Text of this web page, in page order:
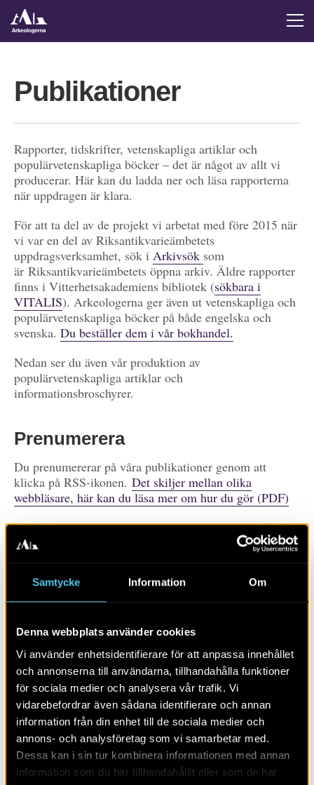
Samtycke Information Om
Denna webbplats använder cookies
Vi använder enhetsidentifierare för att anpassa innehållet
och annonserna till användarna, tillhandahålla funktioner
för sociala medier och analysera vår trafik. Vi
vidarebefordrar även sådana identifierare och annan
information från din enhet till de sociala medier och
annons- och analysföretag som vi samarbetar med.
Dessa kan i sin tur kombinera informationen med annan
information som du har tillhandahållit eller som de har
Publikationer
Rapporter, tidskrifter, vetenskapliga artiklar och
populärvetenskapliga böcker – det är något av allt vi
producerar. Här kan du ladda ner och läsa rapporterna
när uppdragen är klara.
För att ta del av de projekt vi arbetat med före 2015 när
vi var en del av Riksantikvarieämbetets
uppdragsverksamhet, sök i Arkivsök som
är Riksantikvarieämbetets öppna arkiv. Äldre rapporter
finns i Vitterhetsakademiens bibliotek (sökbara i
VITALIS). Arkeologerna ger även ut vetenskapliga och
populärvetenskapliga böcker på både engelska och
svenska. Du beställer dem i vår bokhandel.
Nedan ser du även vår produktion av
populärvetenskapliga artiklar och
informationsbroschyrer.
Prenumerera
Du prenumererar på våra publikationer genom att
klicka på RSS-ikonen. Det skiljer mellan olika
webbläsare, här kan du läsa mer om hur du gör (PDF)
Populärvetenskap Rapporter Skola Övrigt